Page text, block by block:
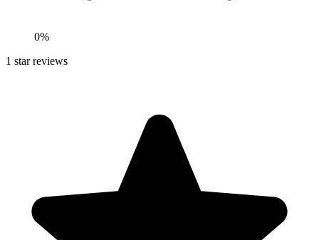
0%
1 star reviews